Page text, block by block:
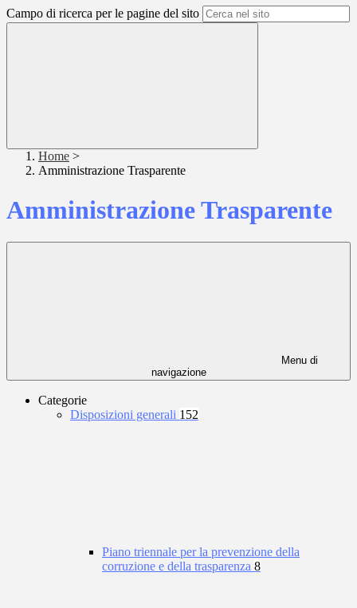
Campo di ricerca per le pagine del sito
Home >
Amministrazione Trasparente
Amministrazione Trasparente
Menu di
navigazione
Categorie
Disposizioni generali 152
Piano triennale per la prevenzione della
corruzione e della trasparenza 8